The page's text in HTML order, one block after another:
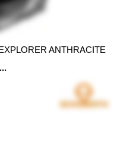
ANTHRACITE